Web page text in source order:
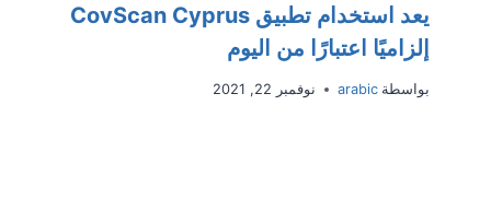
يعد استخدام تطبيق CovScan Cyprus
إلزاميًا اعتبارًا من اليوم
بواسطة arabic نوفمبر 22, 2021